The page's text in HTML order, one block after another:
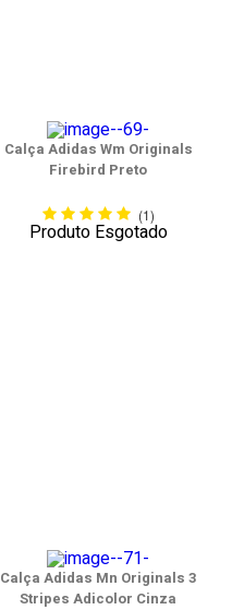
Calça Adidas Wm Originals
Firebird Preto
(1)
Produto Esgotado
Calça Adidas Mn Originals 3
Stripes Adicolor Cinza